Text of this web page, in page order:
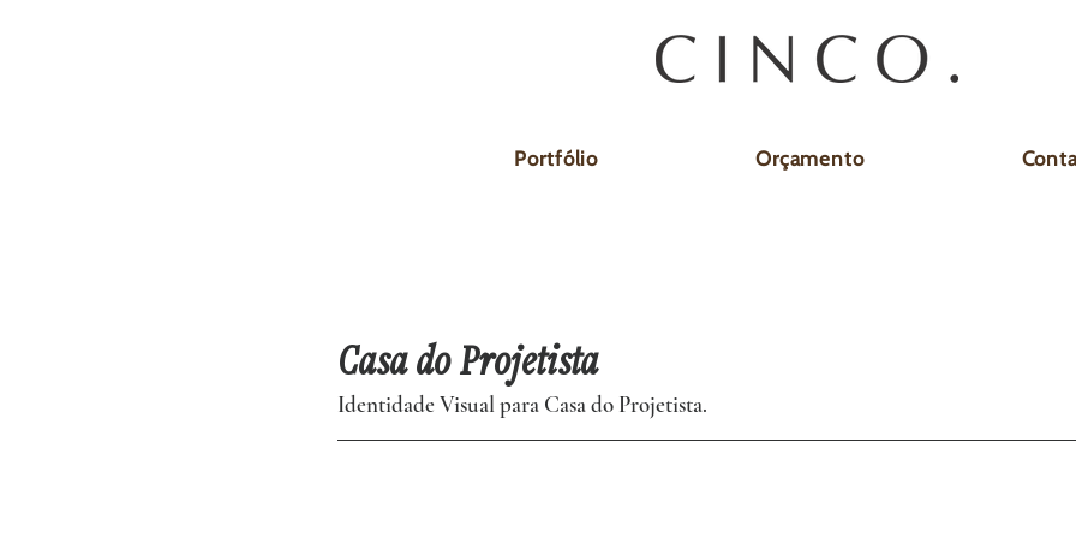
Portfólio Orçamento
Casa do Projetista
Identidade Visual para Casa do Projetista.